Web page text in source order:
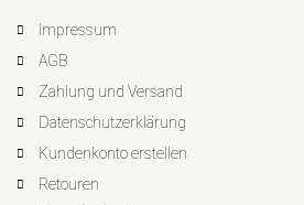
Impressum
AGB
Zahlung und Versand
Datenschutzerklärung
Kundenkonto erstellen
Retouren